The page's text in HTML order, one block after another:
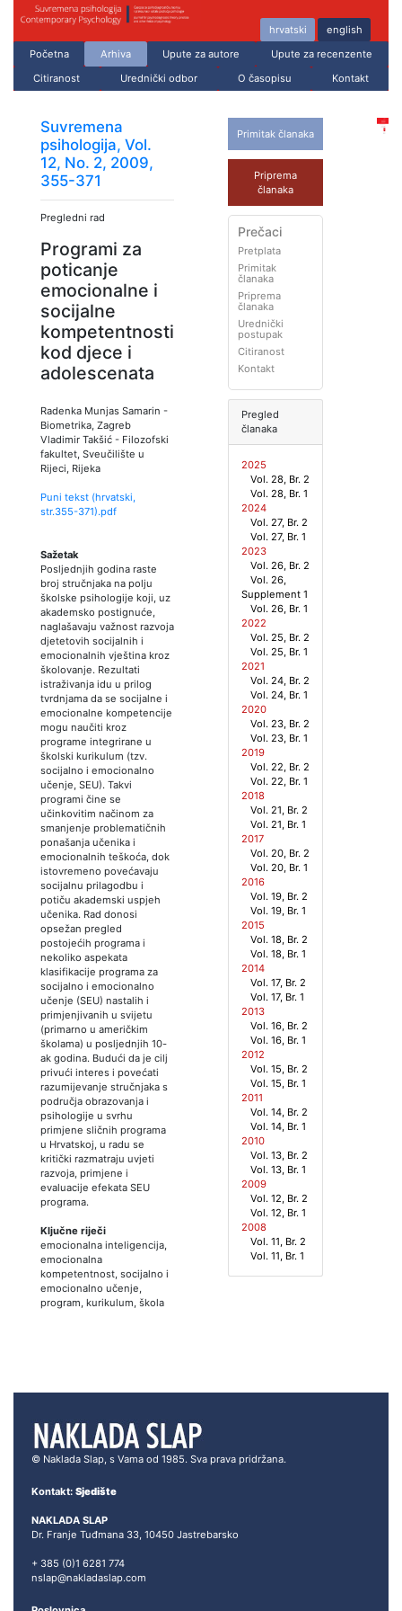
hrvatski
english
Početna
Arhiva Upute za autore
Upute za recenzente
Citiranost
Urednički odbor O časopisu Kontakt
Suvremena
psihologija, Vol.
12, No. 2, 2009,
355-371
Pregledni rad
Programi za
poticanje
emocionalne i
socijalne
kompetentnosti
kod djece i
adolescenata
Radenka Munjas Samarin -
Biometrika, Zagreb
Vladimir Takšić - Filozofski
fakultet, Sveučilište u
Rijeci, Rijeka
Puni tekst (hrvatski,
str.355-371).pdf
Sažetak
Posljednjih godina raste
broj stručnjaka na polju
školske psihologije koji, uz
akademsko postignuće,
naglašavaju važnost razvoja
djetetovih socijalnih i
emocionalnih vještina kroz
školovanje. Rezultati
istraživanja idu u prilog
tvrdnjama da se socijalne i
emocionalne kompetencije
mogu naučiti kroz
programe integrirane u
školski kurikulum (tzv.
socijalno i emocionalno
učenje, SEU). Takvi
programi čine se
učinkovitim načinom za
smanjenje problematičnih
ponašanja učenika i
emocionalnih teškoća, dok
istovremeno povećavaju
socijalnu prilagodbu i
potiču akademski uspjeh
učenika. Rad donosi
opsežan pregled
postojećih programa i
nekoliko aspekata
klasifikacije programa za
socijalno i emocionalno
učenje (SEU) nastalih i
primjenjivanih u svijetu
(primarno u američkim
školama) u posljednjih 10-
ak godina. Budući da je cilj
privući interes i povećati
razumijevanje stručnjaka s
područja obrazovanja i
psihologije u svrhu
primjene sličnih programa
u Hrvatskoj, u radu se
kritički razmatraju uvjeti
razvoja, primjene i
evaluacije efekata SEU
programa.
Ključne riječi
emocionalna inteligencija,
emocionalna
kompetentnost, socijalno i
emocionalno učenje,
program, kurikulum, škola
Primitak članaka
Priprema
članaka
Prečaci
Pretplata
Primitak
članaka
Priprema
članaka
Urednički
postupak
Citiranost
Kontakt
Pregled
članaka
2025
Vol. 28, Br. 2
Vol. 28, Br. 1
2024
Vol. 27, Br. 2
Vol. 27, Br. 1
2023
Vol. 26, Br. 2
Vol. 26,
Supplement 1
Vol. 26, Br. 1
2022
Vol. 25, Br. 2
Vol. 25, Br. 1
2021
Vol. 24, Br. 2
Vol. 24, Br. 1
2020
Vol. 23, Br. 2
Vol. 23, Br. 1
2019
Vol. 22, Br. 2
Vol. 22, Br. 1
2018
Vol. 21, Br. 2
Vol. 21, Br. 1
2017
Vol. 20, Br. 2
Vol. 20, Br. 1
2016
Vol. 19, Br. 2
Vol. 19, Br. 1
2015
Vol. 18, Br. 2
Vol. 18, Br. 1
2014
Vol. 17, Br. 2
Vol. 17, Br. 1
2013
Vol. 16, Br. 2
Vol. 16, Br. 1
2012
Vol. 15, Br. 2
Vol. 15, Br. 1
2011
Vol. 14, Br. 2
Vol. 14, Br. 1
2010
Vol. 13, Br. 2
Vol. 13, Br. 1
2009
Vol. 12, Br. 2
Vol. 12, Br. 1
2008
Vol. 11, Br. 2
Vol. 11, Br. 1
© Naklada Slap, s Vama od 1985. Sva prava pridržana.
Kontakt: Sjedište
NAKLADA SLAP
Dr. Franje Tuđmana 33, 10450 Jastrebarsko
+ 385 (0)1 6281 774
nslap@nakladaslap.com